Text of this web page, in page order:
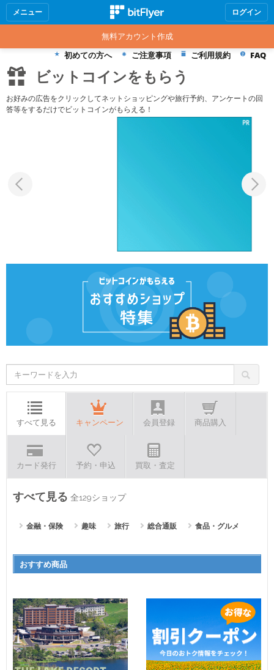
メニュー ログイン
無料アカウント作成
初めての方へ
ご注意事項 ご利用規約 FAQ
ビットコインをもらう
お好みの広告をクリックしてネットショッピングや旅行予約、アンケートの回
答等をするだけでビットコインがもらえる！
すべて見る キャンペーン 会員登録 商品購入
カード発行 予約・申込 買取・査定
すべて見る 全129ショップ
金融・保険 趣味 旅行 総合通販
食品・グルメ
コンピュータ・通信・家電
おすすめ商品